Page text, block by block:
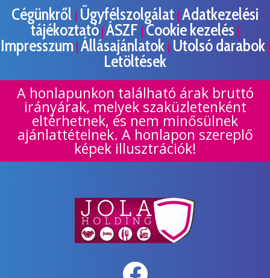
Cégünkről | Ügyfélszolgálat | Adatkezelési
tájékoztató | ÁSZF | Cookie kezelés |
Impresszum| Állásajánlatok | Utolsó darabok|
Letöltések
A honlapunkon található árak bruttó
irányárak, melyek szaküzletenként
eltérhetnek, és nem minősülnek
ajánlattételnek. A honlapon szereplő
képek illusztrációk!